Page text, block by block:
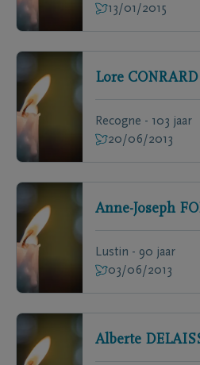
13/01/2015
Lore CONRARD
Recogne - 103 jaar
20/06/2013
Anne-Joseph
Lustin - 90 jaar
03/06/2013
Alberte